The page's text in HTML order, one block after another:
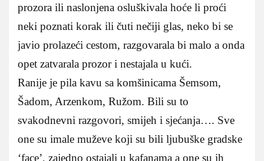
prozora ili naslonjena osluškivala hoće li proći
neki poznati korak ili čuti nečiji glas, neko bi se
javio prolazeći cestom, razgovarala bi malo a onda
opet zatvarala prozor i nestajala u kući.
Ranije je pila kavu sa komšinicama Šemsom,
Šadom, Arzenkom, Ružom. Bili su to
svakodnevni razgovori, smijeh i sjećanja…. Sve
one su imale muževe koji su bili ljubuške gradske
‘face’, zajedno ostajali u kafanama a one su ih